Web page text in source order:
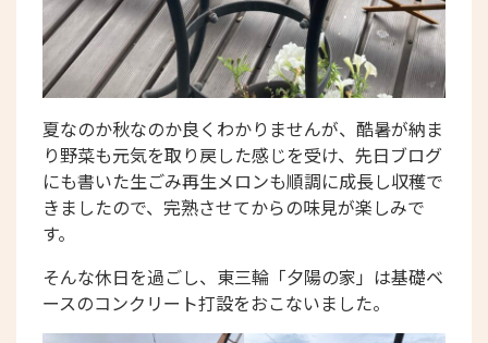
夏なのか秋なのか良くわかりませんが、酷暑が納ま
り野菜も元気を取り戻した感じを受け、先日ブログ
にも書いた生ごみ再生メロンも順調に成長し収穫で
きましたので、完熟させてからの味見が楽しみで
す。
そんな休日を過ごし、東三輪「夕陽の家」は基礎ベ
ースのコンクリート打設をおこないました。